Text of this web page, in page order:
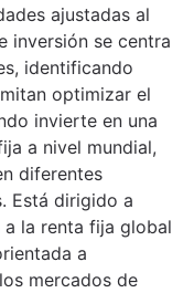
ajustadas al
inversión se centra
identificando
optimizar el
invierte en una
a nivel mundial,
diferentes
Está dirigido a
a la renta fija global
a
mercados de